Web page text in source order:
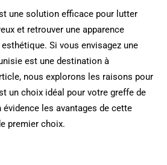
une solution efficace pour lutter
et retrouver une apparence
Si vous envisagez une
est une destination à
nous explorons les raisons pour
un choix idéal pour votre greffe de
évidence les avantages de cette
premier choix.